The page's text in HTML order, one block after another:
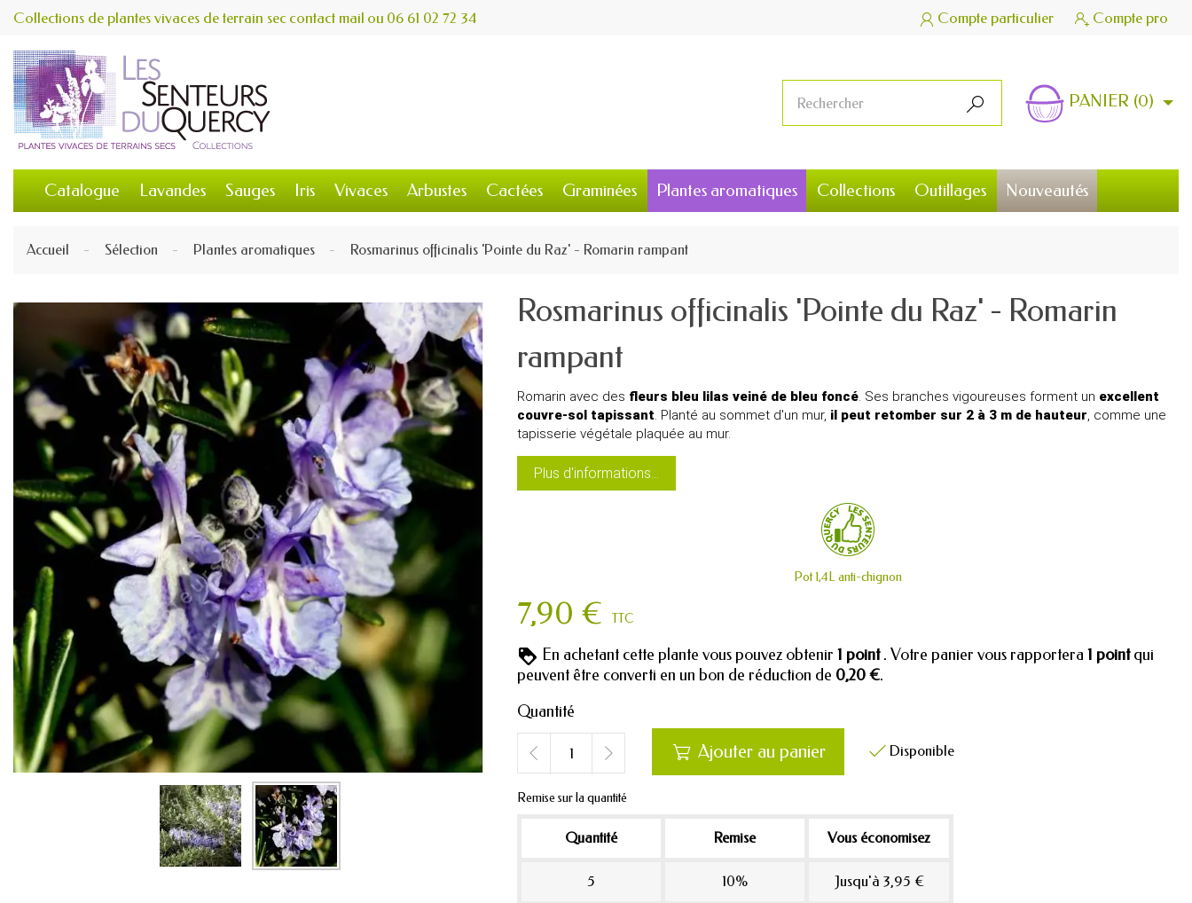
Collections de plantes vivaces de terrain sec contact mail ou 06 61 02 72 34  Compte particulier  Compte pro
 PANIER (0)
Catalogue Lavandes Sauges Iris Vivaces Arbustes Cactées Graminées Plantes aromatiques Collections Outillages Nouveautés
Accueil Sélection Plantes aromatiques Rosmarinus officinalis 'Pointe du Raz' - Romarin rampant
Rosmarinus officinalis 'Pointe du Raz' - Romarin
rampant
Romarin avec des fleurs bleu lilas veiné de bleu foncé. Ses branches vigoureuses forment un excellent
couvre-sol tapissant. Planté au sommet d'un mur, il peut retomber sur 2 à 3 m de hauteur, comme une
tapisserie végétale plaquée au mur.
Plus d'informations...
Pot 1,4L anti-chignon
7,90 € TTC
En achetant cette plante vous pouvez obtenir 1 point . Votre panier vous rapportera 1 pointqui
peuvent être converti en un bon de réduction de 0,20 €.
Quantité
 Ajouter au panier  Disponible
Remise sur la quantité
Quantité Remise Vous économisez
5 10% Jusqu'à 3,95 €